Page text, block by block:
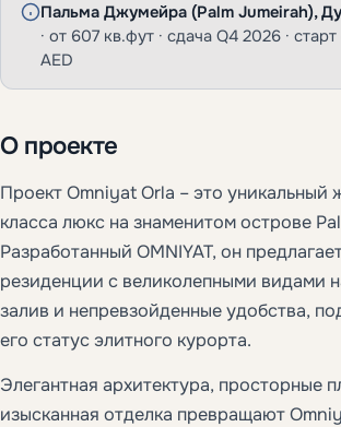
Пальма Джумейра (Palm Jumeirah),
· от 607 кв.фут · сдача Q4 2026 ·
AED
О проекте
Проект Omniyat Orla – это уникальный
класса люкс на знаменитом острове
Разработанный OMNIYAT, он
резиденции с великолепными видами
залив и непревзойденные удобства,
его статус элитного курорта.
Элегантная архитектура, просторные
изысканная отделка превращают